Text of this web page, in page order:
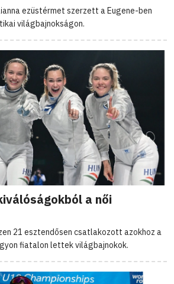
ezüstérmet szerzett a Eugene-ben
világbajnokságon.
a női
21 esztendősen csatlakozott azokhoz a
fiatalon lettek világbajnokok.